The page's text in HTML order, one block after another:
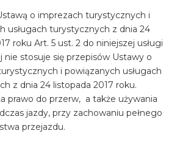
o imprezach turystycznych i
usługach turystycznych z dnia 24
roku Art. 5 ust. 2 do niniejszej usługi
nie stosuje się przepisów Ustawy o
i powiązanych usługach
z dnia 24 listopada 2017 roku.
prawo do przerw, a także używania
jazdy, przy zachowaniu pełnego
przejazdu.